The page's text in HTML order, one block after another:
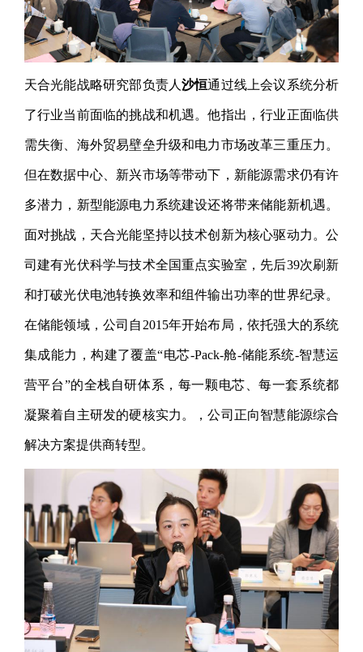
天合光能战略研究部负责人沙恒通过线上会议系统分析
了行业当前面临的挑战和机遇。他指出，行业正面临供
需失衡、海外贸易壁垒升级和电力市场改革三重压力。
但在数据中心、新兴市场等带动下，新能源需求仍有许
多潜力，新型能源电力系统建设还将带来储能新机遇。
面对挑战，天合光能坚持以技术创新为核心驱动力。公
司建有光伏科学与技术全国重点实验室，先后39次刷新
和打破光伏电池转换效率和组件输出功率的世界纪录。
在储能领域，公司自2015年开始布局，依托强大的系统
集成能力，构建了覆盖“电芯-Pack-舱-储能系统-智慧运
营平台”的全栈自研体系，每一颗电芯、每一套系统都
凝聚着自主研发的硬核实力。，公司正向智慧能源综合
解决方案提供商转型。